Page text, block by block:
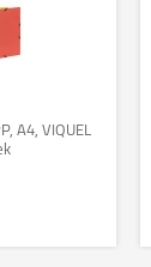
A4, VIQUEL